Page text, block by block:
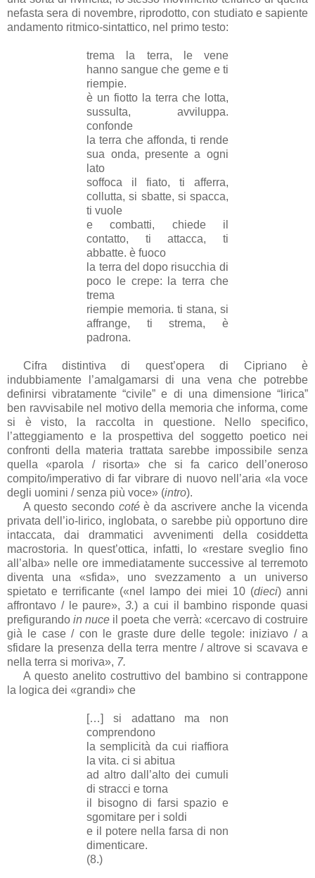
nefasta sera di novembre, riprodotto, con studiato e sapiente
andamento ritmico-sintattico, nel primo testo:
trema la terra, le vene
hanno sangue che geme e ti
riempie.
è un fiotto la terra che lotta,
sussulta, avviluppa.
confonde
la terra che affonda, ti rende
sua onda, presente a ogni
lato
soffoca il fiato, ti afferra,
collutta, si sbatte, si spacca,
ti vuole
e combatti, chiede il
contatto, ti attacca, ti
abbatte. è fuoco
la terra del dopo risucchia di
poco le crepe: la terra che
trema
riempie memoria. ti stana, si
affrange, ti strema, è
padrona.
Cifra distintiva di quest’opera di Cipriano è
indubbiamente l’amalgamarsi di una vena che potrebbe
definirsi vibratamente “civile” e di una dimensione “lirica”
ben ravvisabile nel motivo della memoria che informa, come
si è visto, la raccolta in questione. Nello specifico,
l’atteggiamento e la prospettiva del soggetto poetico nei
confronti della materia trattata sarebbe impossibile senza
quella «parola / risorta» che si fa carico dell’oneroso
compito/imperativo di far vibrare di nuovo nell’aria «la voce
degli uomini / senza più voce» (intro).
A questo secondo cotéè da ascrivere anche la vicenda
privata dell’io-lirico, inglobata, o sarebbe più opportuno dire
intaccata, dai drammatici avvenimenti della cosiddetta
macrostoria. In quest’ottica, infatti, lo «restare sveglio fino
all’alba» nelle ore immediatamente successive al terremoto
diventa una «sfida», uno svezzamento a un universo
spietato e terrificante («nel lampo dei miei 10 (dieci) anni
affrontavo / le paure»,3.) a cui il bambino risponde quasi
prefigurandoin nuce il poeta che verrà: «cercavo di costruire
già le case / con le graste dure delle tegole: iniziavo / a
sfidare la presenza della terra mentre / altrove si scavava e
nella terra si moriva», 7.
A questo anelito costruttivo del bambino si contrappone
la logica dei «grandi» che
[…] si adattano ma non
comprendono
la semplicità da cui riaffiora
la vita. ci si abitua
ad altro dall’alto dei cumuli
di stracci e torna
il bisogno di farsi spazio e
sgomitare per i soldi
e il potere nella farsa di non
dimenticare.
(8.)